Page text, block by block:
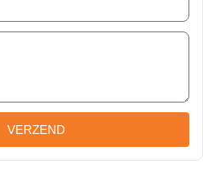
VERZEND